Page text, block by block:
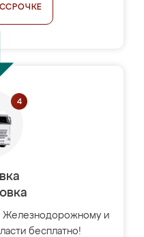
Железнодорожному и
бесплатно!